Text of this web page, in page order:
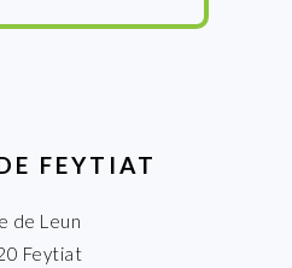
FEYTIAT
de Leun
Feytiat